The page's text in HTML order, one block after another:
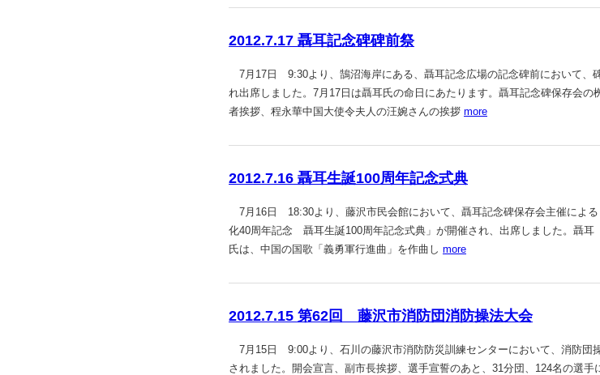
2012.7.17 聶耳記念碑碑前祭
7月17日 9:30より、鵠沼海岸にある、聶耳記念広場の記念碑前において、
れ出席しました。7月17日は聶耳氏の命日にあたります。聶耳記念碑保存会の
者挨拶、程永華中国大使令夫人の汪婉さんの挨拶 more
2012.7.16 聶耳生誕100周年記念式典
7月16日 18:30より、藤沢市民会館において、聶耳記念碑保存会主催による
化40周年記念 聶耳生誕100周年記念式典」が開催され、出席しました。聶耳
氏は、中国の国歌「義勇軍行進曲」を作曲し more
2012.7.15 第62回 藤沢市消防団消防操法大会
7月15日 9:00より、石川の藤沢市消防防災訓練センターにおいて、消防団
されました。開会宣言、副市長挨拶、選手宣誓のあと、31分団、124名の選手